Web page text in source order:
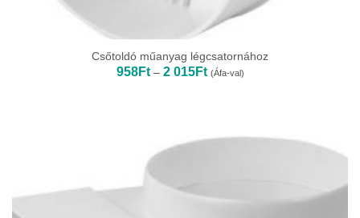
Csőtoldó műanyag légcsatornához
958Ft – 2 015FtÁrtartomány:
958Ft
(Áfa-val)